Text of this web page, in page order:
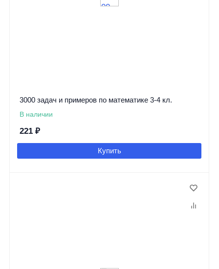
3000 задач и примеров по математике 3-4 кл.
В наличии
221 ₽
Купить